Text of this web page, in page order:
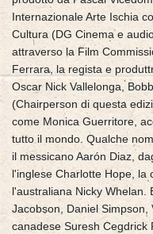
Internazionale Arte Ischia
Cultura (DG Cinema e
attraverso la Film
Ferrara, la regista e
Oscar Nick Vallelonga,
(Chairperson di questa
come Monica Guerritore,
tutto il mondo. Qualche
il messicano Aarón Diaz,
l'inglese Charlotte Hope, la
l'australiana Nicky Whelan.
Jacobson, Daniel Simpson,
canadese Suresh Cegdrick